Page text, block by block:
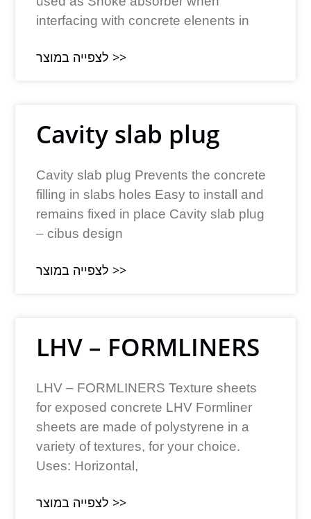
interfacing with concrete elenents in
לצפייה במוצר >>
Cavity slab plug
Cavity slab plug Prevents the concrete
filling in slabs holes Easy to install and
remains fixed in place Cavity slab plug
– cibus design
לצפייה במוצר >>
LHV – FORMLINERS
LHV – FORMLINERS Texture sheets
for exposed concrete LHV Formliner
sheets are made of polystyrene in a
variety of textures, for your choice.
Uses: Horizontal,
לצפייה במוצר >>